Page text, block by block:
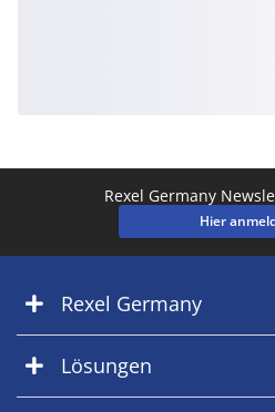
Rexel Germany
Hier
Rexel Germany
Lösungen